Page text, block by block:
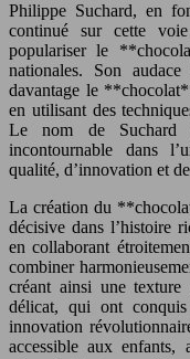
Philippe Suchard, en
continué sur cette
populariser le
nationales. Son
davantage le
en utilisant des
Le nom de Suchard
incontournable dans
qualité, d’innovation et
La création du
décisive dans l’histoire
en collaborant
combiner
créant ainsi une
délicat, qui ont
innovation
accessible aux